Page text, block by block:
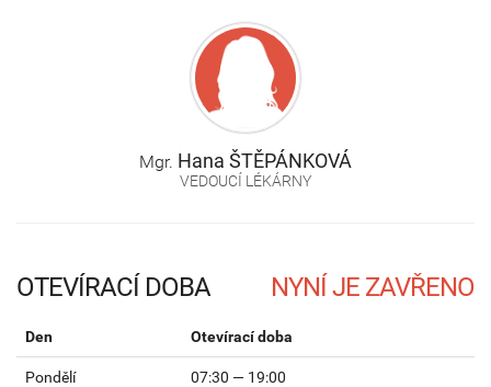
Mgr. Hana ŠTĚPÁNKOVÁ
VEDOUCÍ LÉKÁRNY
OTEVÍRACÍ DOBA
Den Otevírací doba
Pondělí 07:30 — 19:00